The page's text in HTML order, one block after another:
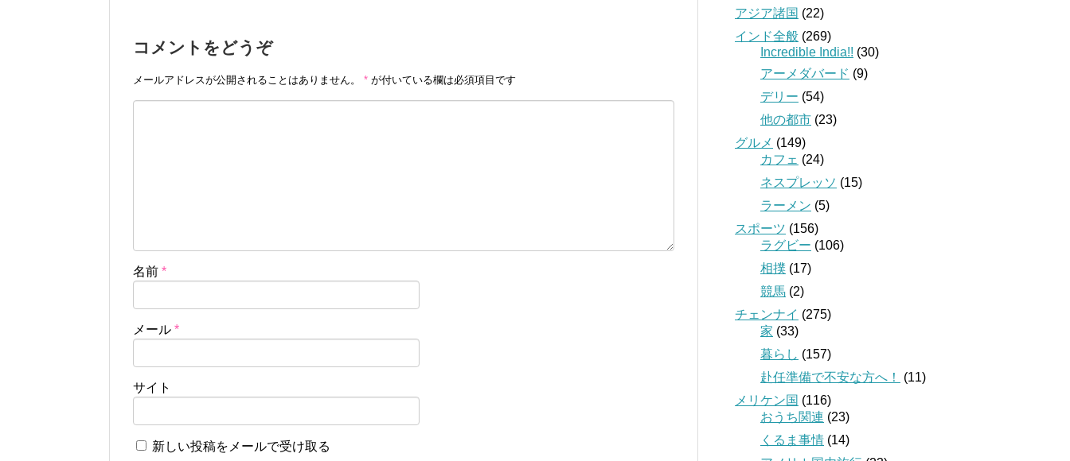
コメントをどうぞ
メールアドレスが公開されることはありません。 * が付いている欄は必須項目です
名前 *
メール *
サイト
新しい投稿をメールで受け取る
アジア諸国 (22)
インド全般 (269)
Incredible India!! (30)
アーメダバード (9)
デリー (54)
他の都市 (23)
グルメ (149)
カフェ (24)
ネスプレッソ (15)
ラーメン (5)
スポーツ (156)
ラグビー (106)
相撲 (17)
競馬 (2)
チェンナイ (275)
家 (33)
暮らし (157)
赴任準備で不安な方へ！
(11)
メリケン国 (116)
おうち関連 (23)
くるま事情 (14)